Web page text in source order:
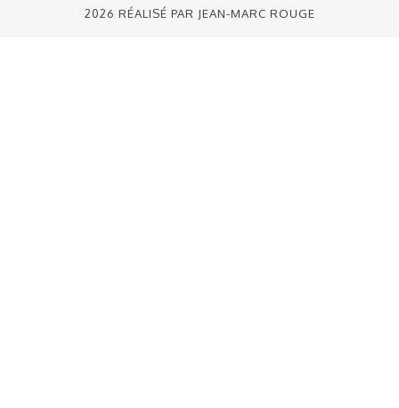
2026 RÉALISÉ PAR JEAN-MARC ROUGE